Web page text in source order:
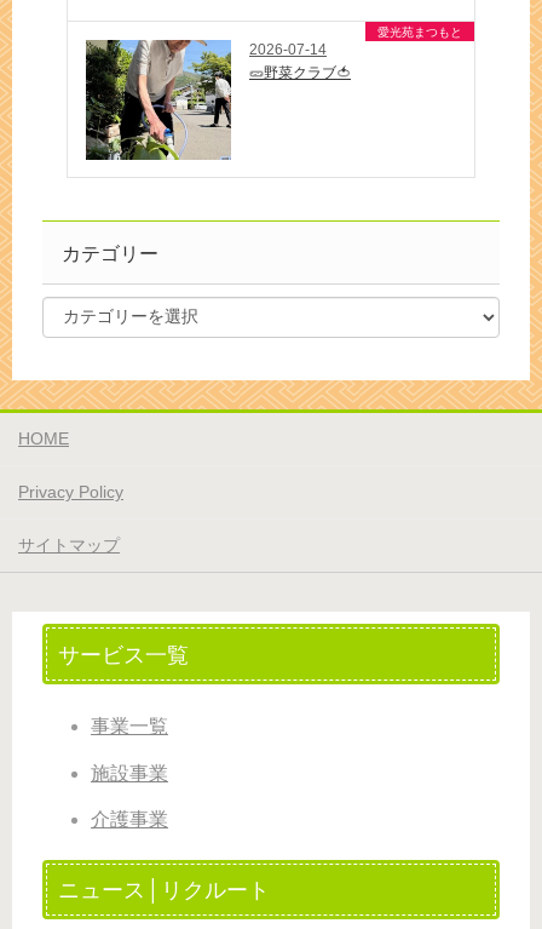
2026-07-14
愛光苑まつもと
🥒野菜クラブ🍅
カテゴリー
HOME
Privacy Policy
サイトマップ
サービス一覧
事業一覧
施設事業
介護事業
ニュース│リクルート